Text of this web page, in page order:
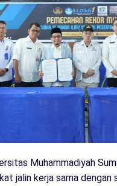
Muhammadiyah
jalin kerja sama dengan